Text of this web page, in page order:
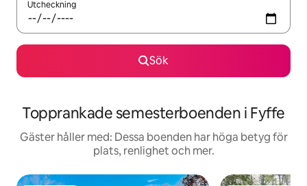
Utcheckning
Sök
Topprankade semesterboenden i Fyffe
Gäster håller med: Dessa boenden har höga betyg för
plats, renlighet och mer.